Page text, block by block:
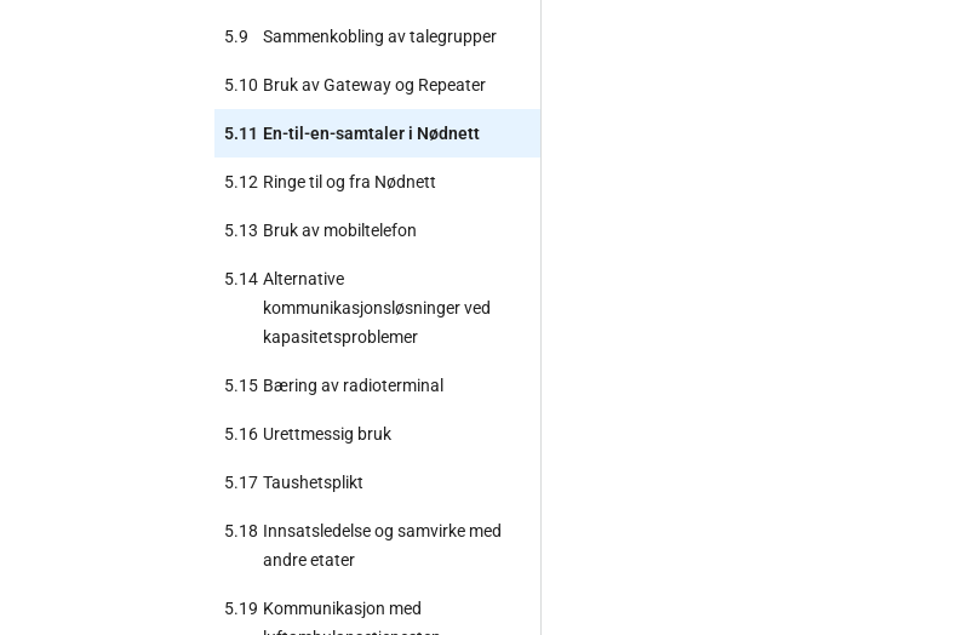
5.9 Sammenkobling av talegrupper
5.10 Bruk av Gateway og Repeater
5.11 En-til-en-samtaler i Nødnett
5.12 Ringe til og fra Nødnett
5.13 Bruk av mobiltelefon
5.14 Alternative
kommunikasjonsløsninger ved
kapasitetsproblemer
5.15 Bæring av radioterminal
5.16 Urettmessig bruk
5.17 Taushetsplikt
5.18 Innsatsledelse og samvirke med
andre etater
5.19 Kommunikasjon med